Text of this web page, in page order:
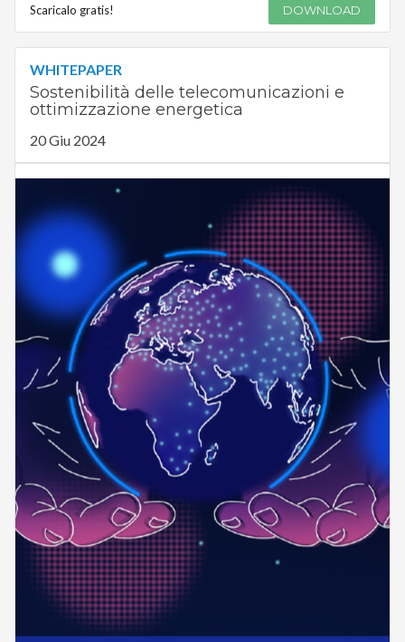
Scaricalo gratis! DOWNLOAD
WHITEPAPER
Sostenibilità delle telecomunicazioni e
ottimizzazione energetica
20 Giu 2024